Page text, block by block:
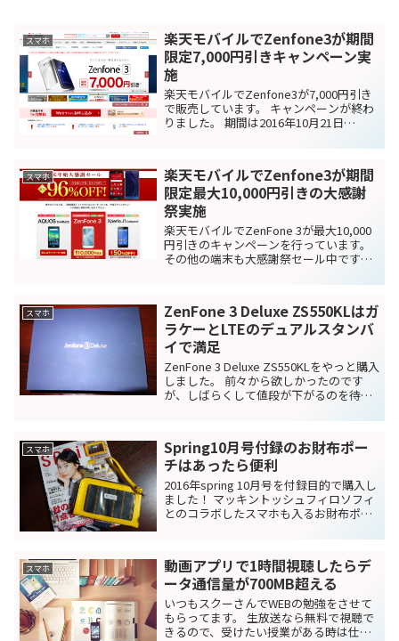
スマホ
楽天モバイルでZenfone3が期間
限定7,000円引きキャンペーン実
施
楽天モバイルでZenfone3が7,000円引き
で販売しています。 キャンペーンが終わ
りました。 期間は2016年10月21日
なり次第終了です。 条件は、キャンペー
ン期間中に"Zen...
スマホ
楽天モバイルでZenfone3が期間
限定最大10,000円引きの大感謝
祭実施
楽天モバイルでZenFone 3が最大10,000
円引きのキャンペーンを行っています。
その他の端末も大感謝祭セール中です。
2017年1月13日（金）9:59まででWeb申
スマホ
ZenFone 3 Deluxe ZS550KLはガ
ラケーとLTEのデュアルスタンバ
イで満足
ZenFone 3 Deluxe ZS550KLをやっと購入
しました。 前々から欲しかったのです
が、しばらくして値段が下がるのを待っ
だろうなと思うくらいしっかりした箱で
した。 2017年2月に入って、安...
スマホ
Spring10月号付録のお財布ポー
チはあったら便利
2016年spring 10月号を付録目的で購入し
ました！ マッキントッシュフィロソフィ
とのコラボしたスマホも入るお財布ポー
ごいですよね。 財布まで付録になっちゃ
うなんて。。。昔の付録とは大違いで
す。 ...
スマホ
動画アプリで1時間視聴したらデ
ータ通信量が700MB超える
いつもスクーさんでWEBの勉強をさせて
もらってます。 生放送なら無料で視聴で
きるので、受けたい授業がある時は仕事